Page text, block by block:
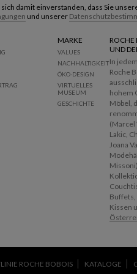
damit einverstanden, dass Sie
und unserer
MARKE
VALUES
NACHHALTIGKEIT
ÖKO-DESIGN
VIRTUELLES
MUSEUM
GESCHICHTE
ROCHE
UND
In
Roche
hohem
Möbel,
(Marcel
Lakic,
Joana
Buffets,
Kissen
ROCHE BOBOIS KATALOGE